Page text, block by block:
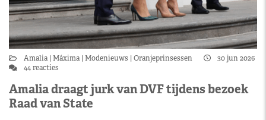
Amalia Máxima Modenieuws Oranjeprinsessen
30 jun 2026
44 reacties
Amalia draagt jurk van DVF tijdens bezoek
Raad van State